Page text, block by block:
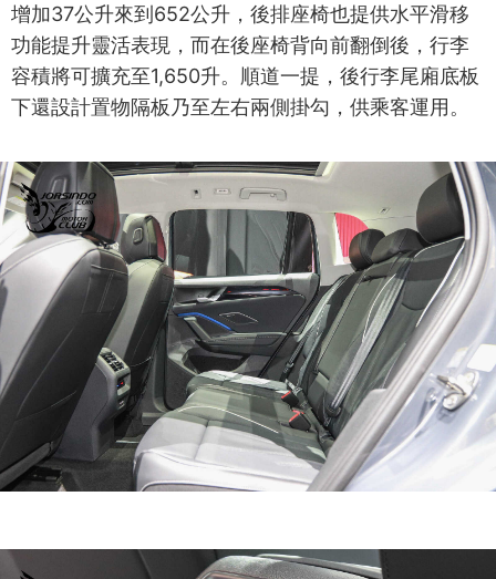
增加37公升來到652公升，後排座椅也提供水平滑移
功能提升靈活表現，而在後座椅背向前翻倒後，行李
容積將可擴充至1,650升。順道一提，後行李尾廂底板
下還設計置物隔板乃至左右兩側掛勾，供乘客運用。